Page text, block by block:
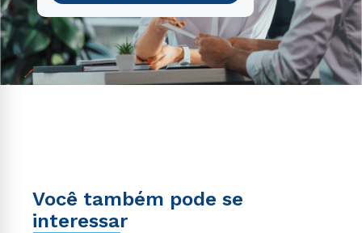
Você também pode se
interessar